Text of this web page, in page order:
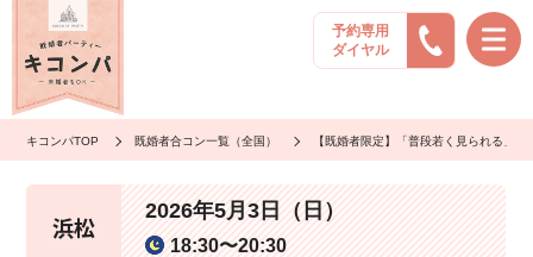
予約専用
ダイヤル
キコンパTOP 既婚者合コン一覧（全国） 【既婚者限定】「普段若く見られる」×
浜松
2026年5月3日（日）
18:30〜20:30